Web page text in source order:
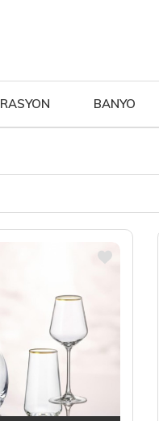
BANYO